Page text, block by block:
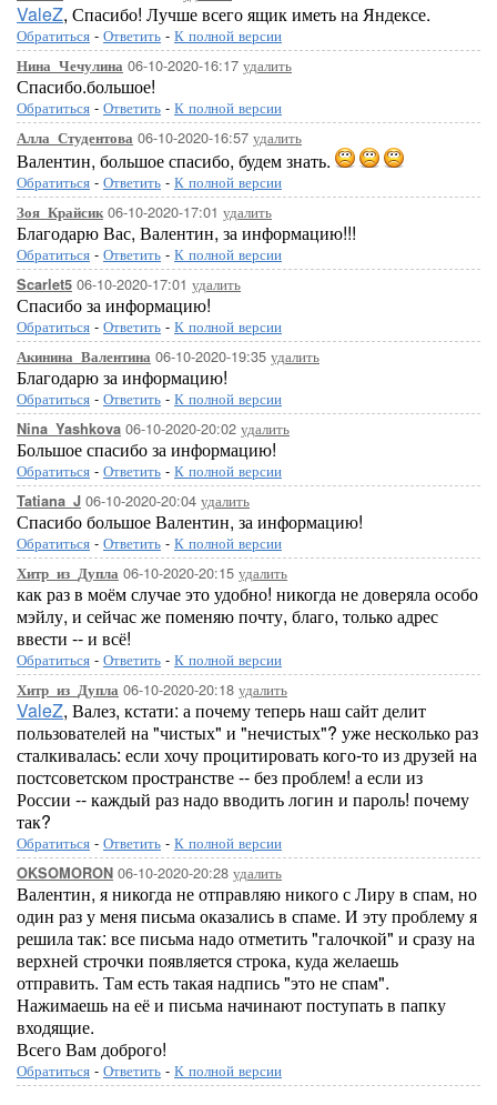
ValeZ, Спасибо! Лучше всего ящик иметь на Яндексе.
Обратиться - Ответить - К полной версии
Нина_Чечулина 06-10-2020-16:17 удалить
Спасибо.большое!
Обратиться - Ответить - К полной версии
Алла_Студентова 06-10-2020-16:57 удалить
Валентин, большое спасибо, будем знать.
Обратиться - Ответить - К полной версии
Зоя_Крайсик06-10-2020-17:01 удалить
Благодарю Вас, Валентин, за информацию!!!
Обратиться - Ответить - К полной версии
Scarlet5 06-10-2020-17:01 удалить
Спасибо за информацию!
Обратиться - Ответить - К полной версии
Акинина_Валентина 06-10-2020-19:35 удалить
Благодарю за информацию!
Обратиться - Ответить - К полной версии
Nina_Yashkova 06-10-2020-20:02 удалить
Большое спасибо за информацию!
Обратиться - Ответить - К полной версии
Tatiana_J 06-10-2020-20:04 удалить
Спасибо большое Валентин, за информацию!
Обратиться - Ответить - К полной версии
Хитр_из_Дупла 06-10-2020-20:15 удалить
как раз в моём случае это удобно! никогда не доверяла особо
мэйлу, и сейчас же поменяю почту, благо, только адрес
ввести -- и всё!
Обратиться - Ответить - К полной версии
Хитр_из_Дупла 06-10-2020-20:18 удалить
ValeZ, Валез, кстати: а почему теперь наш сайт делит
пользователей на "чистых" и "нечистых"? уже несколько раз
сталкивалась: если хочу процитировать кого-то из друзей на
постсоветском пространстве -- без проблем! а если из
России -- каждый раз надо вводить логин и пароль! почему
так?
Обратиться - Ответить - К полной версии
OKSOMORON 06-10-2020-20:28 удалить
Валентин, я никогда не отправляю никого с Лиру в спам, но
один раз у меня письма оказались в спаме. И эту проблему я
решила так: все письма надо отметить "галочкой" и сразу на
верхней строчки появляется строка, куда желаешь
отправить. Там есть такая надпись "это не спам".
Нажимаешь на её и письма начинают поступать в папку
входящие.
Всего Вам доброго!
Обратиться - Ответить - К полной версии